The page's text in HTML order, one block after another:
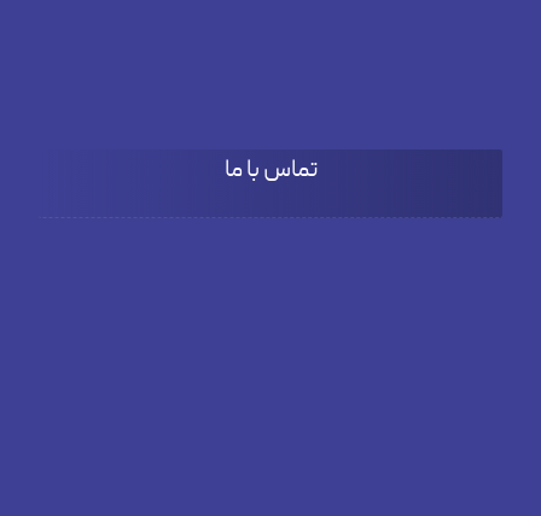
تماس با ما